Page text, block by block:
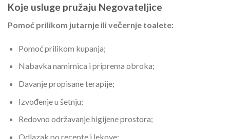
Koje usluge pružaju Negovateljice
Pomoć prilikom jutarnje ili večernje toalete:
Pomoć prilikom kupanja;
Nabavka namirnica i priprema obroka;
Davanje propisane terapije;
Izvođenje u šetnju;
Redovno održavanje higijene prostora;
Odlazak po recepte i lekove;